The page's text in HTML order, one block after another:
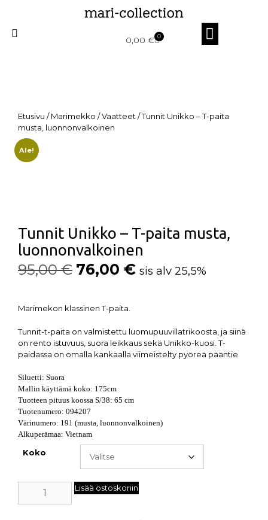
0,00 € 0
Etusivu /Marimekko /Vaatteet / Tunnit Unikko – T-paita
musta, luonnonvalkoinen
Ale!
Tunnit Unikko – T-paita musta,
luonnonvalkoinen
95,00€ 76,00 € sis alv 25,5%
Marimekon klassinen T-paita.
Tunnit-t-paita on valmistettu luomupuuvillatrikoosta, ja siinä
on rento istuvuus, suora leikkaus sekä Unikko-kuosi. T-
paidassa on omalla kankaalla viimeistelty pyöreä pääntie.
Siluetti: Suora
Mallin käyttämä koko: 175cm
Tuotteen pituus koossa S/38: 65 cm
Tuotenumero: 094207
Värinumero: 191 (musta, luonnonvalkoinen)
Alkuperämaa: Vietnam
Koko
Lisää ostoskoriin